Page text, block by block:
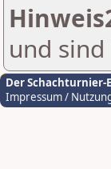
und
Der Schachturnier-
Impressum /